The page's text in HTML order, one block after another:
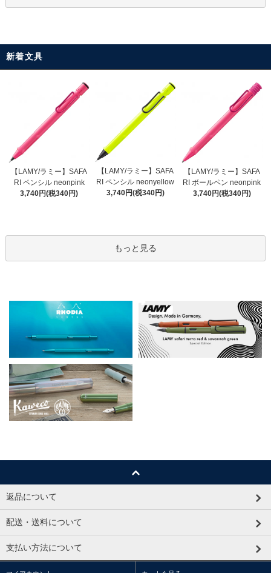
新着文具
【LAMY/ラミー】SAFA
RI ペンシル neonpink
3,740円(税340円)
【LAMY/ラミー】SAFA
RI ペンシル neonyellow
3,740円(税340円)
【LAMY/ラミー】SAFA
RI ボールペン neonpink
3,740円(税340円)
もっと見る
返品について
配送・送料について
支払い方法について